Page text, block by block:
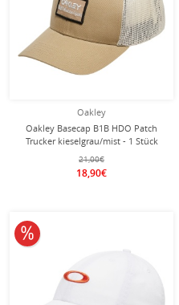
Oakley
Oakley Basecap B1B HDO Patch
Trucker kieselgrau/mist - 1 Stück
21,00€
18,90€
10% reduziert